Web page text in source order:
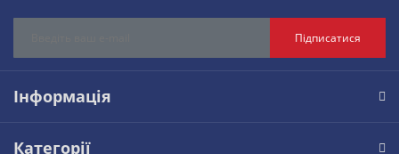
Підписатися
Інформація
Категорії